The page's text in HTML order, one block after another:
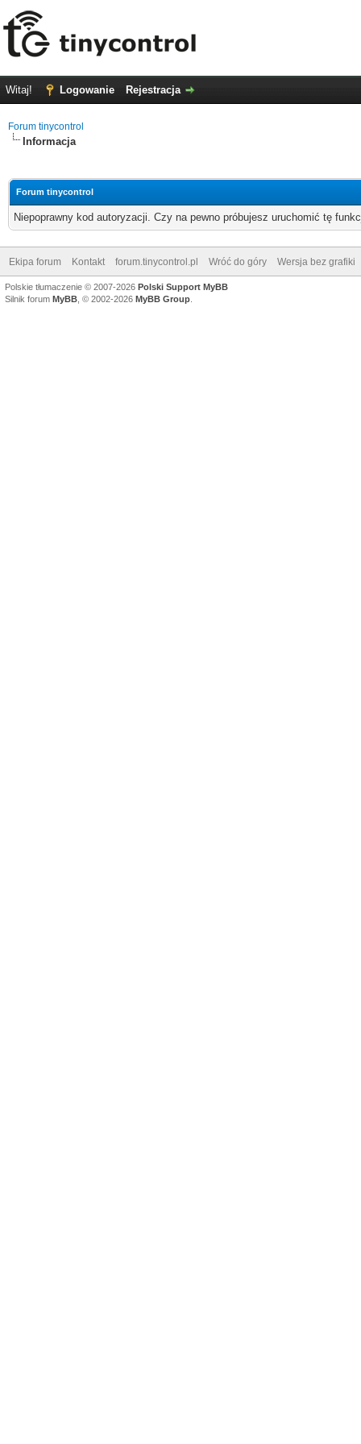
Witaj! Logowanie Rejestracja
Forum tinycontrol
Informacja
Forum tinycontrol
Niepoprawny kod autoryzacji. Czy na pewno próbujesz uruchomić tę
Ekipa forum Kontakt forum.tinycontrol.pl Wróć do góry Wersja bez grafiki
Polskie tłumaczenie © 2007-2026 Polski Support MyBB
Silnik forum MyBB , © 2002-2026 MyBB Group